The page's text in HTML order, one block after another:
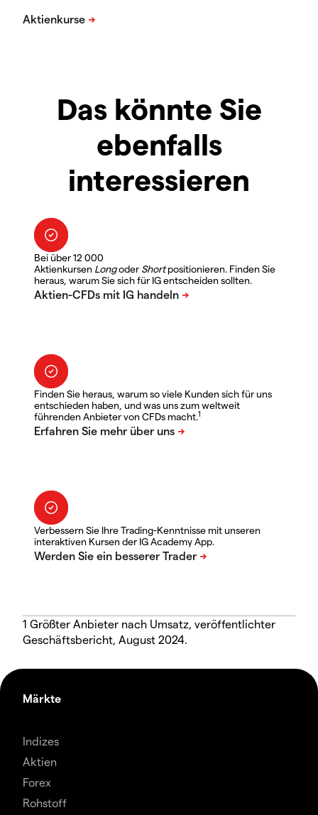
Das könnte Sie
ebenfalls
interessieren
Bei über 12 000
Aktienkursen LongoderShortpositionieren. Finden Sie
heraus, warum Sie sich für IG entscheiden sollten.
Finden Sie heraus, warum so viele Kunden sich für uns
entschieden haben, und was uns zum weltweit
führenden Anbieter von CFDs macht.1
Verbessern Sie Ihre Trading-Kenntnisse mit unseren
interaktiven Kursen der IG Academy App.
1 Größter Anbieter nach Umsatz, veröffentlichter
Geschäftsbericht, August 2024.
Märkte
Indizes
Aktien
Forex
Rohstoff